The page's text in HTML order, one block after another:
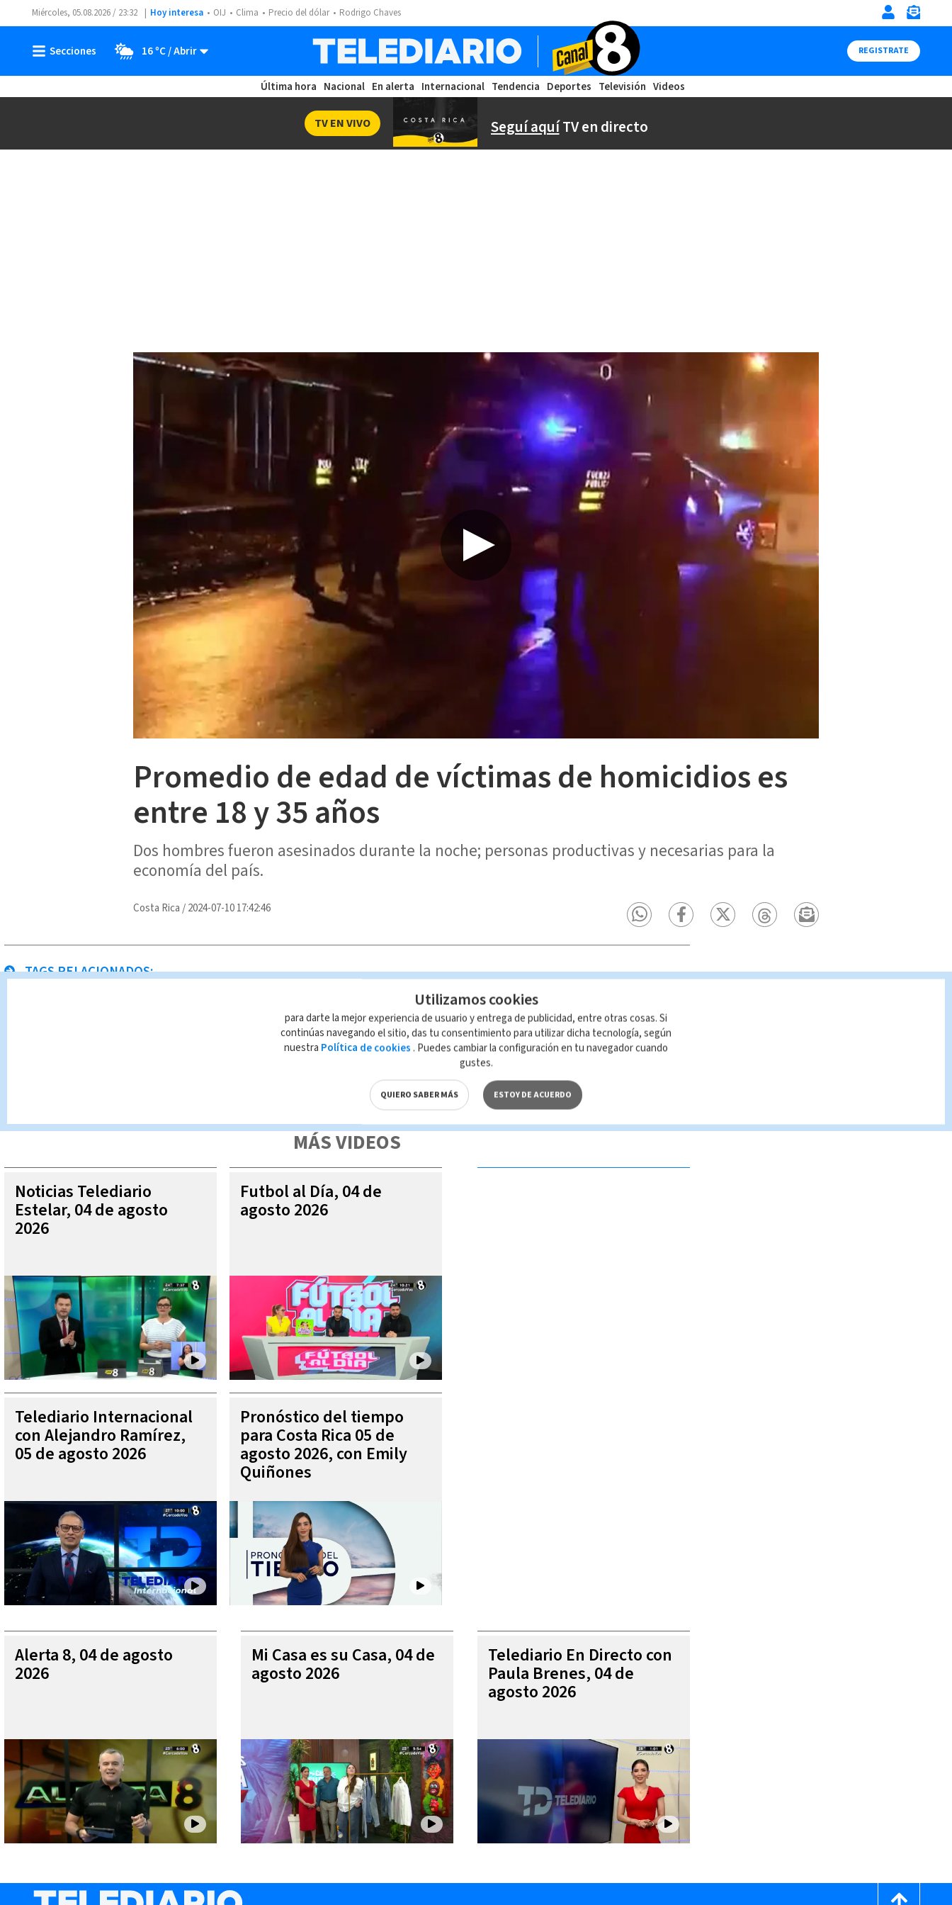
Miércoles, 05.08.2026 / 23:32 Hoy interesa OIJ Clima Precio del dólar Rodrigo Chaves
16 ºC REGISTRATE
Última hora Nacional En alerta Internacional Tendencia Deportes Televisión Videos
Seguí aquíTV en directo
TV EN VIVO
Promedio de edad de víctimas de homicidios es
entre 18 y 35 años
Dos hombres fueron asesinados durante la noche; personas productivas y necesarias para la
economía del país.
Costa Rica /2024-07-10 17:42:46
TAGS RELACIONADOS:
Queda prohibida la reproducción total o parcial del contenido de esta página, mismo que es propiedad de TELEDIARIO; su reproducción no
autorizada constituye una infracción y un delito de conformidad con las leyes aplicables.
MÁS VIDEOS
Noticias Telediario
Estelar, 04 de agosto
2026
Futbol al Día, 04 de
agosto 2026
Telediario Internacional
con Alejandro Ramírez,
05 de agosto 2026
Pronóstico del tiempo
para Costa Rica 05 de
agosto 2026, con Emily
Quiñones
Alerta 8, 04 de agosto
2026
Mi Casa es su Casa, 04 de
agosto 2026
Telediario En Directo con
Paula Brenes, 04 de
agosto 2026
Utilizamos cookies
para darte la mejor experiencia de usuario y entrega de publicidad, entre otras cosas. Si
continúas navegando el sitio, das tu consentimiento para utilizar dicha tecnología, según
nuestra Política de cookies . Puedes cambiar la configuración en tu navegador cuando
gustes.
QUIERO SABER MÁS ESTOY DE ACUERDO